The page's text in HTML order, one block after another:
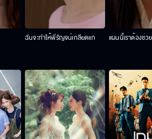
ฉันจะทำให้พี่รัญจน์เกลียดแก แผนนี้เราต้องช่ว